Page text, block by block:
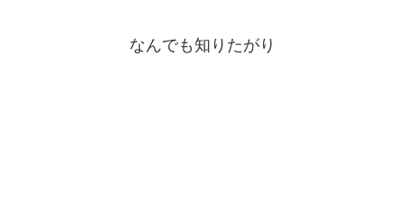
なんでも知りたがり